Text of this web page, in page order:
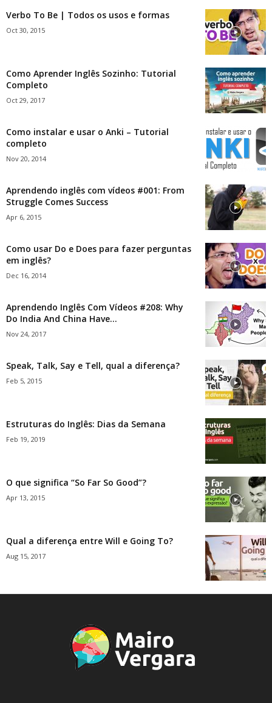
Verbo To Be | Todos os usos e formas
Oct 30, 2015
Como Aprender Inglês Sozinho: Tutorial
Completo
Oct 29, 2017
Como instalar e usar o Anki – Tutorial
completo
Nov 20, 2014
Aprendendo inglês com vídeos #001: From
Struggle Comes Success
Apr 6, 2015
Como usar Do e Does para fazer perguntas
em inglês?
Dec 16, 2014
Aprendendo Inglês Com Vídeos #208: Why
Do India And China Have...
Nov 24, 2017
Speak, Talk, Say e Tell, qual a diferença?
Feb 5, 2015
Estruturas do Inglês: Dias da Semana
Feb 19, 2019
O que significa “So Far So Good”?
Apr 13, 2015
Qual a diferença entre Will e Going To?
Aug 15, 2017